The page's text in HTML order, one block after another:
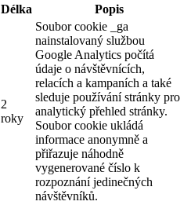
Délka Popis
2
roky
Soubor cookie _ga
nainstalovaný službou
Google Analytics počítá
údaje o návštěvnících,
relacích a kampaních a také
sleduje používání stránky pro
analytický přehled stránky.
Soubor cookie ukládá
informace anonymně a
přiřazuje náhodně
vygenerované číslo k
rozpoznání jedinečných
návštěvníků.